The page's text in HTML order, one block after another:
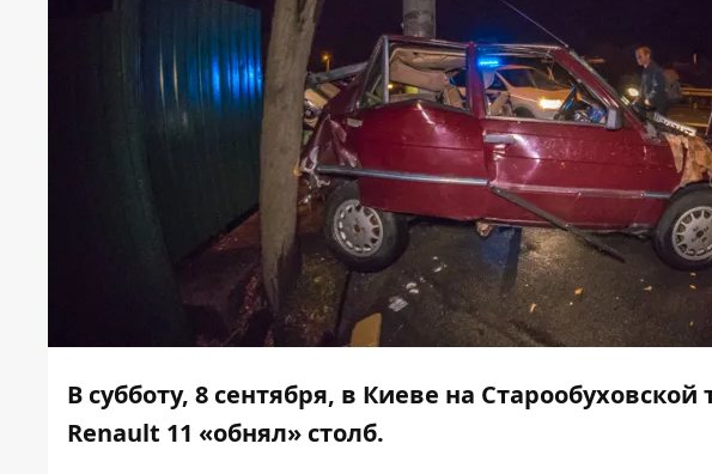
В субботу, 8 сентября, в Киеве на
Renault 11 «обнял» столб.